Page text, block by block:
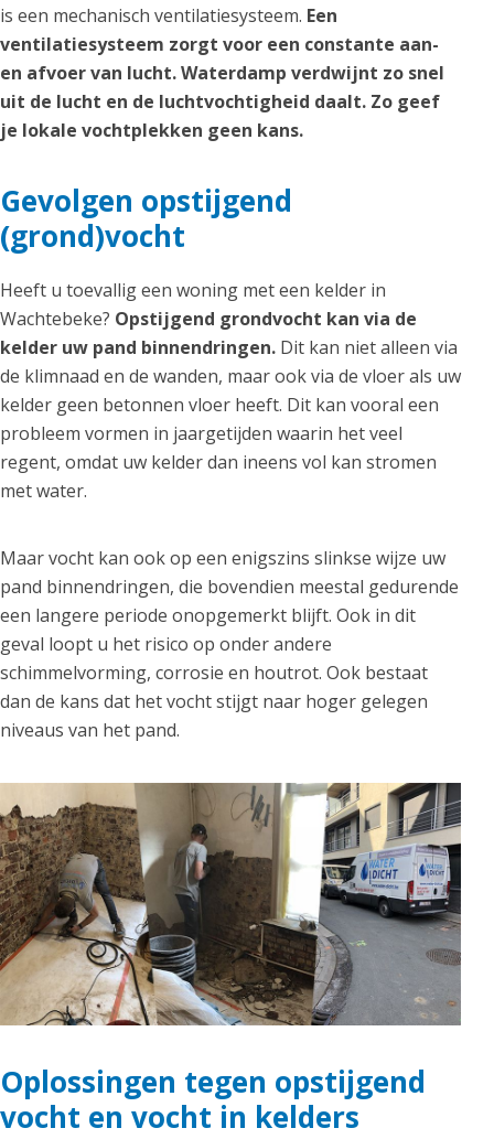
is een mechanisch ventilatiesysteem. Een
ventilatiesysteem zorgt voor een constante aan-
en afvoer van lucht. Waterdamp verdwijnt zo snel
uit de lucht en de luchtvochtigheid daalt. Zo geef
je lokale vochtplekken geen kans.
Gevolgen opstijgend
(grond)vocht
Heeft u toevallig een woning met een kelder in
Wachtebeke? Opstijgend grondvocht kan via de
kelder uw pand binnendringen. Dit kan niet alleen via
de klimnaad en de wanden, maar ook via de vloer als uw
kelder geen betonnen vloer heeft. Dit kan vooral een
probleem vormen in jaargetijden waarin het veel
regent, omdat uw kelder dan ineens vol kan stromen
met water.
Maar vocht kan ook op een enigszins slinkse wijze uw
pand binnendringen, die bovendien meestal gedurende
een langere periode onopgemerkt blijft. Ook in dit
geval loopt u het risico op onder andere
schimmelvorming, corrosie en houtrot. Ook bestaat
dan de kans dat het vocht stijgt naar hoger gelegen
niveaus van het pand.
Oplossingen tegen opstijgend
vocht en vocht in kelders